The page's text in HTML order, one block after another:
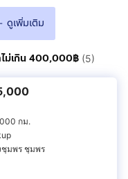
ดูเพิ่มเติม
ม่เกิน 400,000฿ (5)
กม.
ชุมพร ชุมพร